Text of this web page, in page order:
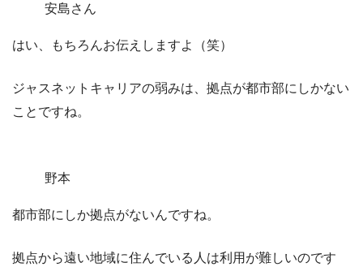
安島さん
はい、もちろんお伝えしますよ（笑）
ジャスネットキャリアの弱みは、拠点が都市部にしかない
ことですね。
野本
都市部にしか拠点がないんですね。
拠点から遠い地域に住んでいる人は利用が難しいのです